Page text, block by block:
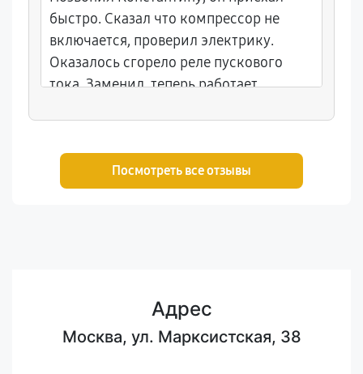
быстро. Сказал что компрессор не
включается, проверил электрику.
Оказалось сгорело реле пускового
тока. Заменил, теперь работает.
Посмотреть все отзывы
Адрес
Москва, ул. Марксистская, 38